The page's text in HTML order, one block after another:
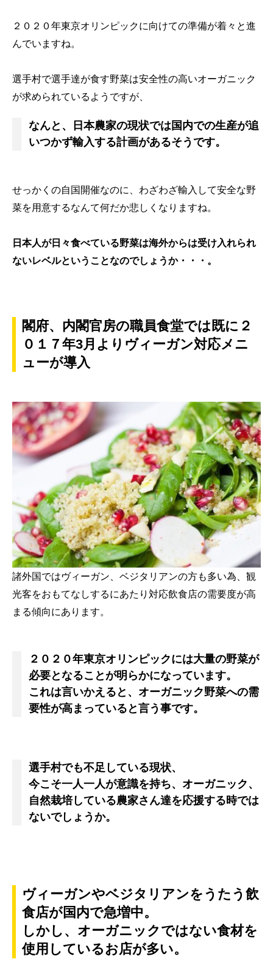
２０２０年東京オリンピックに向けての準備が着々と進
んでいますね。
選手村で選手達が食す野菜は安全性の高いオーガニック
が求められているようですが、
なんと、日本農家の現状では国内での生産が追
いつかず輸入する計画があるそうです。
せっかくの自国開催なのに、わざわざ輸入して安全な野
菜を用意するなんて何だか悲しくなりますね。
日本人が日々食べている野菜は海外からは受け入れられ
ないレベルということなのでしょうか・・・。
閣府、内閣官房の職員食堂では既に２
０１７年3月よりヴィーガン対応メニ
ューが導入
諸外国ではヴィーガン、ベジタリアンの方も多い為、観
光客をおもてなしするにあたり対応飲食店の需要度が高
まる傾向にあります。
２０２０年東京オリンピックには大量の野菜が
必要となることが明らかになっています。
これは言いかえると、オーガニック野菜への需
要性が高まっていると言う事です。
選手村でも不足している現状、
今こそ一人一人が意識を持ち、オーガニック、
自然栽培している農家さん達を応援する時では
ないでしょうか。
ヴィーガンやベジタリアンをうたう飲
食店が国内で急増中。
しかし、オーガニックではない食材を
使用しているお店が多い。